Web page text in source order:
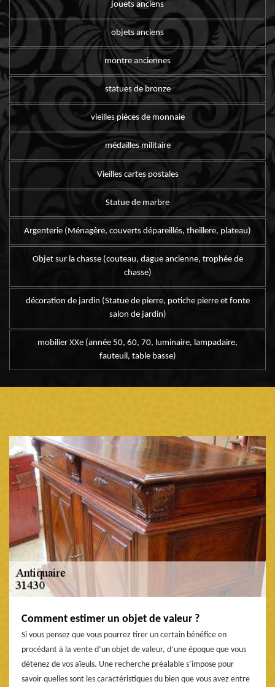
jouets anciens
objets anciens
montre anciennes
statues de bronze
vieilles pièces de monnaie
médailles militaire
Vieilles cartes postales
Statue de marbre
Argenterie (Ménagère, couverts dépareillés, theillere, plateau)
Objet sur la chasse (couteau, dague ancienne, trophée de
chasse)
décoration de jardin (Statue de pierre, potiche pierre et fonte
salon de jardin)
mobilier XXe (année 50, 60, 70, luminaire, lampadaire,
fauteuil, table basse)
Comment estimer un objet de valeur ?
Si vous pensez que vous pourrez tirer un certain bénéfice en
procédant à la vente d’un objet de valeur, d’une époque que vous
détenez de vos aïeuls. Une recherche préalable s’impose pour
savoir quelles sont les caractéristiques du bien que vous avez entre